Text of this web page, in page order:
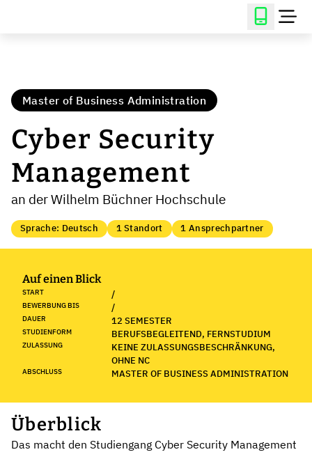
Master of Business Administration
Cyber Security
Management
an der Wilhelm Büchner Hochschule
Sprache: Deutsch 1 Standort 1 Ansprechpartner
Auf einen Blick
START /
BEWERBUNG BIS /
DAUER 12 SEMESTER
STUDIENFORM BERUFSBEGLEITEND, FERNSTUDIUM
ZULASSUNG
KEINE ZULASSUNGSBESCHRÄNKUNG,
OHNE NC
ABSCHLUSS MASTER OF BUSINESS ADMINISTRATION
Überblick
Das macht den Studiengang Cyber Security Management